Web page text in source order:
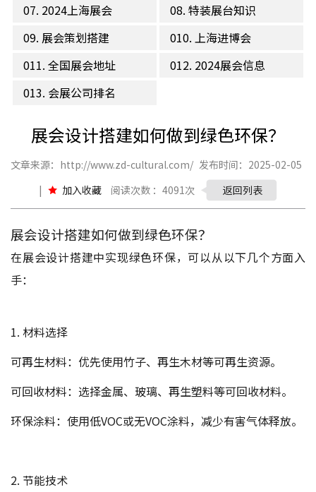
07. 2024上海展会
08. 特装展台知识
09. 展会策划搭建
010. 上海进博会
011. 全国展会地址
012. 2024展会信息
013. 会展公司排名
展会设计搭建如何做到绿色环保？
文章来源：http://www.zd-cultural.com/ 发布时间：2025-02-05
|
加入收藏 阅读次数 ：4091次 返回列表
展会设计搭建如何做到绿色环保？
在展会设计搭建中实现绿色环保，可以从以下几个方面入
手：
1. 材料选择
可再生材料：优先使用竹子、再生木材等可再生资源。
可回收材料：选择金属、玻璃、再生塑料等可回收材料。
环保涂料：使用低VOC或无VOC涂料，减少有害气体释放。
2. 节能技术